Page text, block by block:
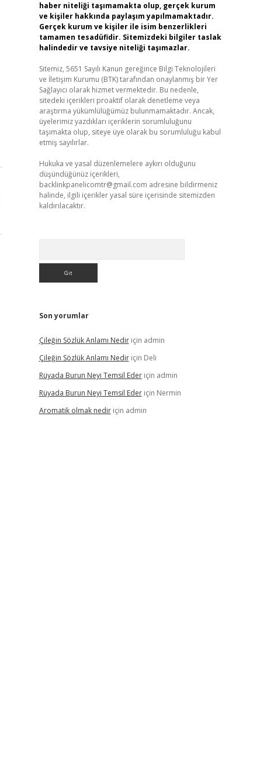
haber niteliği taşımamakta olup, gerçek kurum
ve kişiler hakkında paylaşım yapılmamaktadır.
Gerçek kurum ve kişiler ile isim benzerlikleri
tamamen tesadüfidir. Sitemizdeki bilgiler taslak
halindedir ve tavsiye niteliği taşımazlar.
Sitemiz, 5651 Sayılı Kanun gereğince Bilgi Teknolojileri
ve İletişim Kurumu (BTK) tarafından onaylanmış bir Yer
Sağlayıcı olarak hizmet vermektedir. Bu nedenle,
sitedeki içerikleri proaktif olarak denetleme veya
araştırma yükümlülüğümüz bulunmamaktadır. Ancak,
üyelerimiz yazdıkları içeriklerin sorumluluğunu
taşımakta olup, siteye üye olarak bu sorumluluğu kabul
etmiş sayılırlar.
Hukuka ve yasal düzenlemelere aykırı olduğunu
düşündüğünüz içerikleri,
backlinkpanelicomtr@gmail.com adresine bildirmeniz
halinde, ilgili içerikler yasal süre içerisinde sitemizden
kaldırılacaktır.
Son yorumlar
Çileğin Sözlük Anlamı Nediriçin admin
Çileğin Sözlük Anlamı Nediriçin Deli
Rüyada Burun Neyi Temsil Ederiçin admin
Rüyada Burun Neyi Temsil Ederiçin Nermin
Aromatik olmak nediriçin admin